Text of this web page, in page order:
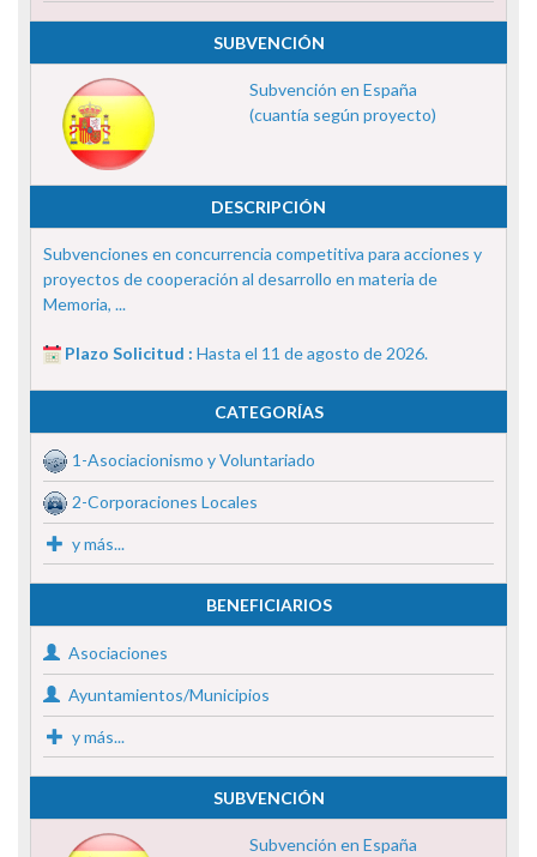
SUBVENCIÓN
Subvención en España
(cuantía según proyecto)
DESCRIPCIÓN
Subvenciones en concurrencia competitiva para acciones y
proyectos de cooperación al desarrollo en materia de
Memoria, ...
Plazo Solicitud : Hasta el 11 de agosto de 2026.
CATEGORÍAS
1-Asociacionismo y Voluntariado
2-Corporaciones Locales
y más...
BENEFICIARIOS
Asociaciones
Ayuntamientos/Municipios
y más...
SUBVENCIÓN
Subvención en España